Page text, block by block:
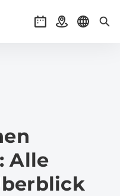
Veranstaltungen
AnreiseSprache
Alle